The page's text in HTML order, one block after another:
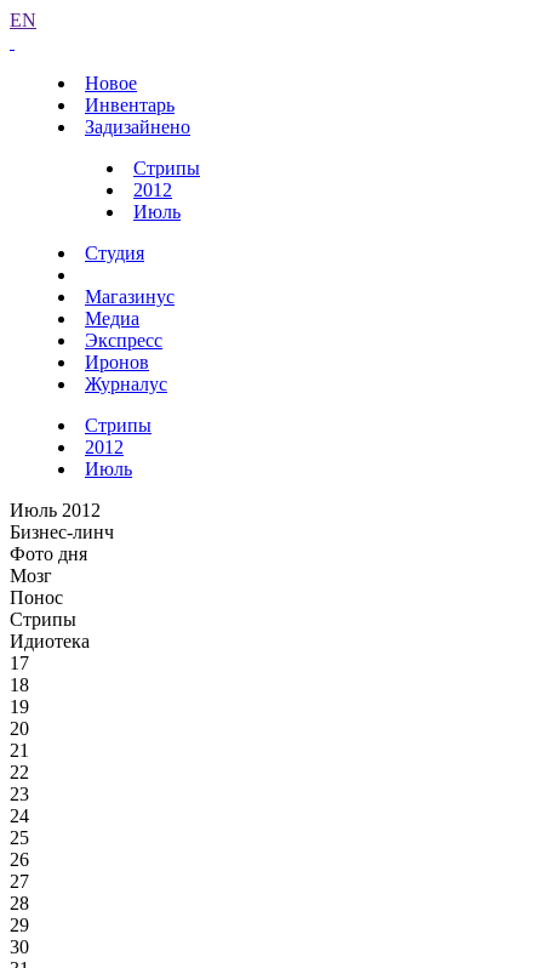
EN
Новое
Инвентарь
Задизайнено
Стрипы
2012
Июль
Студия
Магазинус
Медиа
Экспресс
Иронов
Журналус
Стрипы
2012
Июль
Июль 2012
Бизнес-линч
Фото дня
Мозг
Понос
Стрипы
Идиотека
17
18
19
20
21
22
23
24
25
26
27
28
29
30